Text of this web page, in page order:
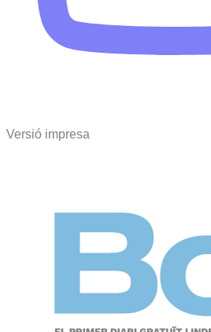
Versió impresa